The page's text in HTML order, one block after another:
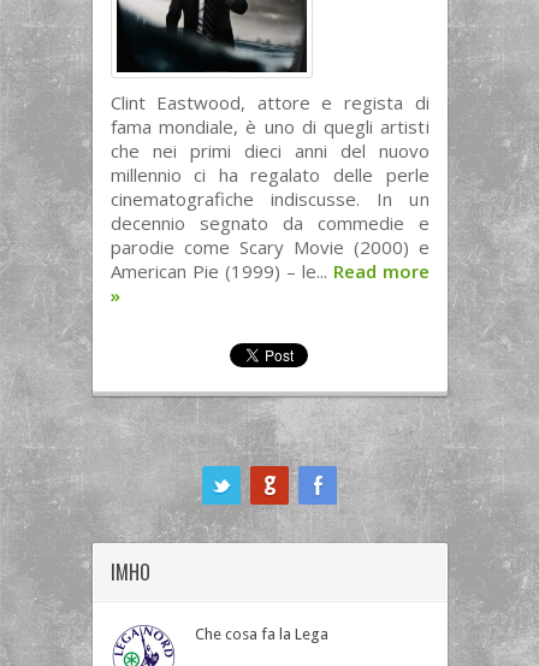
Clint Eastwood, attore e regista di
fama mondiale, è uno di quegli artisti
che nei primi dieci anni del nuovo
millennio ci ha regalato delle perle
cinematografiche indiscusse. In un
decennio segnato da commedie e
parodie come Scary Movie (2000) e
American Pie (1999) – le... Read more
»
IMHO
Che cosa fa la Lega